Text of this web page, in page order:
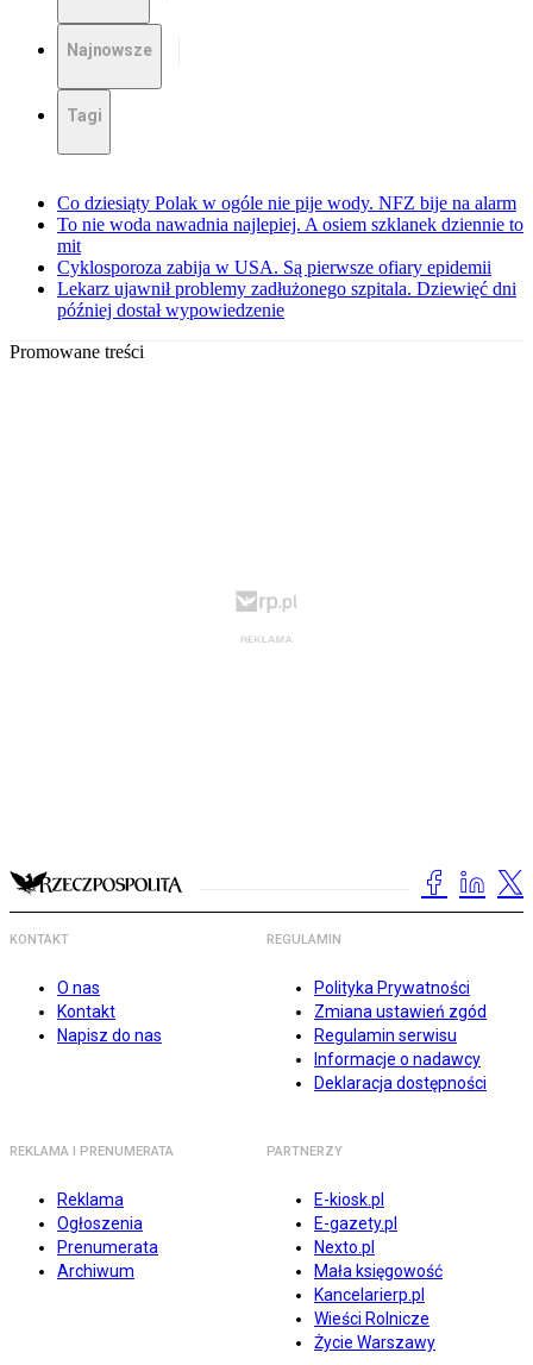
Najnowsze
Tagi
Co dziesiąty Polak w ogóle nie pije wody. NFZ bije na alarm
To nie woda nawadnia najlepiej. A osiem szklanek dziennie to
mit
Cyklosporoza zabija w USA. Są pierwsze ofiary epidemii
Lekarz ujawnił problemy zadłużonego szpitala. Dziewięć dni
później dostał wypowiedzenie
Promowane treści
KONTAKT
O nas
Kontakt
Napisz do nas
REGULAMIN
Polityka Prywatności
Zmiana ustawień zgód
Regulamin serwisu
Informacje o nadawcy
Deklaracja dostępności
REKLAMA I PRENUMERATA
Reklama
Ogłoszenia
Prenumerata
Archiwum
PARTNERZY
E-kiosk.pl
E-gazety.pl
Nexto.pl
Mała księgowość
Kancelarierp.pl
Wieści Rolnicze
Życie Warszawy